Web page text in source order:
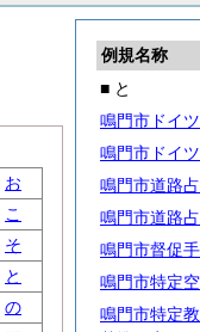
例規名称
■ と
鳴門市ドイ
鳴門市ドイ
鳴門市道路
鳴門市道路
鳴門市督促
鳴門市特定
鳴門市特定
お
こ
そ
と
の